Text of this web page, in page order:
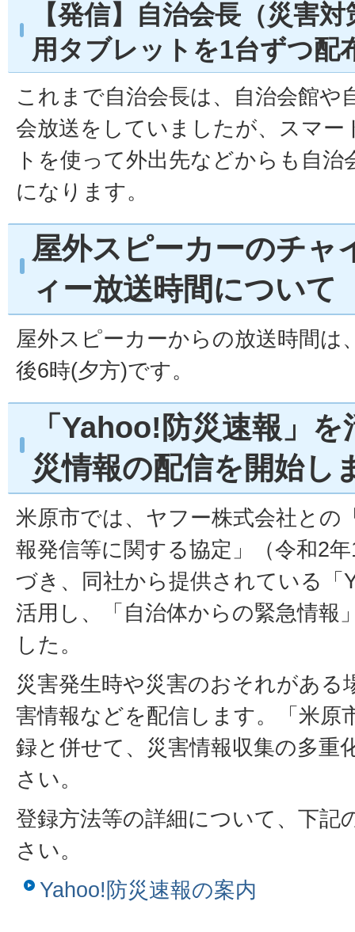
【発信】自治会長（災害
用タブレットを1台ずつ配
これまで自治会長は、自治会館や
会放送をしていましたが、スマ
トを使って外出先などからも自
になります。
屋外スピーカーのチャ
ィー放送時間について
屋外スピーカーからの放送時間は
後6時(夕方)です。
「Yahoo!防災速報」
災情報の配信を開始し
米原市では、ヤフー株式会社との
報発信等に関する協定」（令和2
づき、同社から提供されている「
活用し、「自治体からの緊急情報
した。
災害発生時や災害のおそれがある
害情報などを配信します。「米原
録と併せて、災害情報収集の多重
さい。
登録方法等の詳細について、下記
さい。
Yahoo!防災速報の案内